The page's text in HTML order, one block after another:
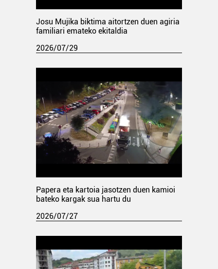
Josu Mujika biktima aitortzen duen agiria
familiari emateko ekitaldia
2026/07/29
Papera eta kartoia jasotzen duen kamioi
bateko kargak sua hartu du
2026/07/27